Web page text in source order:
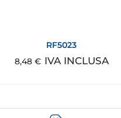
RF5023
8,48 € IVA INCLUSA